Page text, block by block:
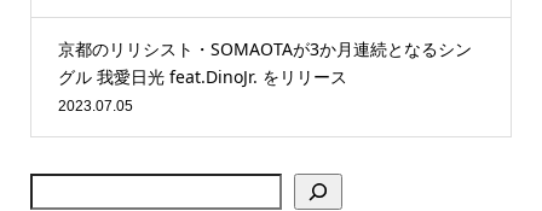
京都のリリシスト・SOMAOTAが3か月連続となるシン
グル 我愛日光 feat.DinoJr. をリリース
2023.07.05